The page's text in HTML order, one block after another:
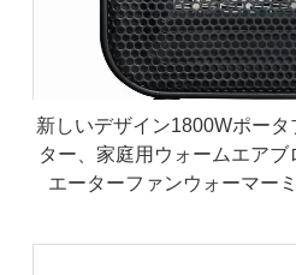
新しいデザイン1800Wポー
ター、家庭用ウォームエア
エーターファンウォーマー